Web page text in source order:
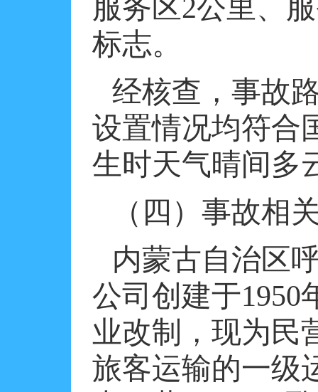
服务区2公里、
标志。
经核查，事故
设置情况均符合
生时天气晴间多
（四）事故相
内蒙古自治区
公司创建于1950
业改制，现为民
旅客运输的一级